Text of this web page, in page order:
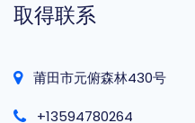
取得联系
莆田市元俯森林430号
+13594780264